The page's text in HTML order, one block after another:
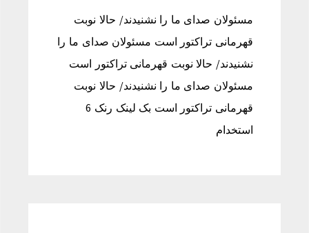
مسئولان صدای ما را نشنیدند/ حالا نوبت
قهرمانی تراکتور است مسئولان صدای ما را
نشنیدند/ حالا نوبت قهرمانی تراکتور است
مسئولان صدای ما را نشنیدند/ حالا نوبت
قهرمانی تراکتور است بک لینک رنک 6
استخدام